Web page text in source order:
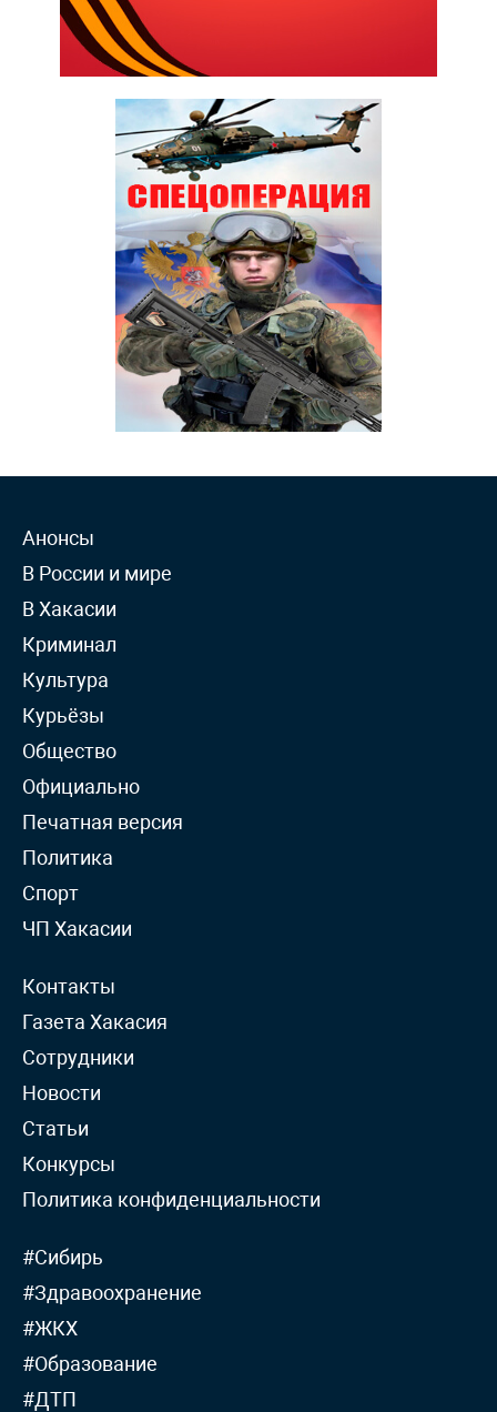
Анонсы
В России и мире
В Хакасии
Криминал
Культура
Курьёзы
Общество
Официально
Печатная версия
Политика
Спорт
ЧП Хакасии
Контакты
Газета Хакасия
Сотрудники
Новости
Статьи
Конкурсы
Политика конфиденциальности
#Сибирь
#Здравоохранение
#ЖКХ
#Образование
#ДТП